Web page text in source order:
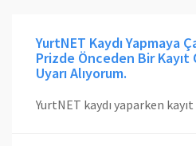
YurtNET Kaydı Yapmaya
Prizde Önceden Bir Kayıt
Uyarı Alıyorum.